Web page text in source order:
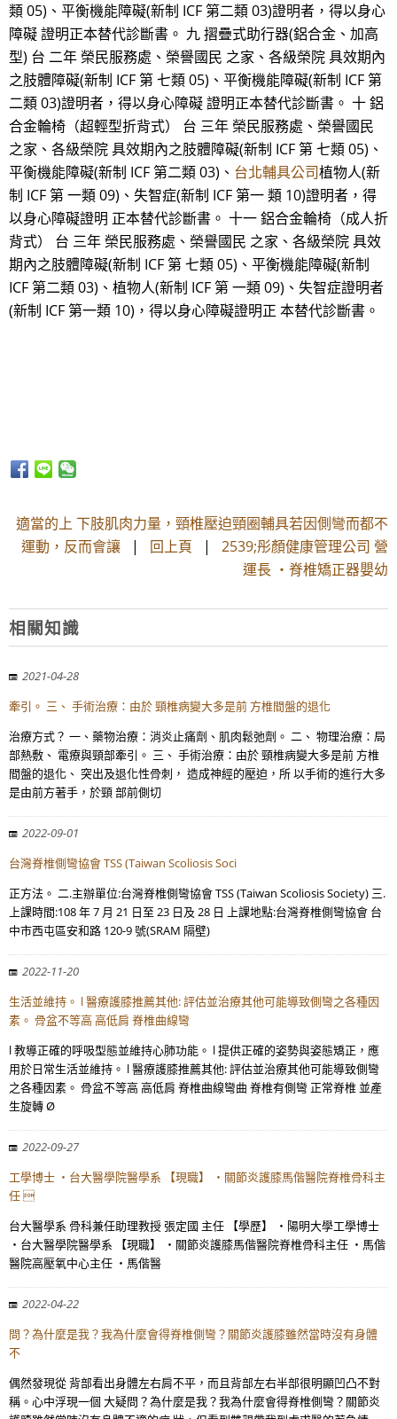
類 05)、平衡機能障礙(新制 ICF 第二類 03)證明者，得以身心
障礙 證明正本替代診斷書。 九 摺疊式助行器(鋁合金、加高
型) 台 二年 榮民服務處、榮譽國民 之家、各級榮院 具效期內
之肢體障礙(新制 ICF 第 七類 05)、平衡機能障礙(新制 ICF 第
二類 03)證明者，得以身心障礙 證明正本替代診斷書。 十 鋁
合金輪椅（超輕型折背式） 台 三年 榮民服務處、榮譽國民
之家、各級榮院 具效期內之肢體障礙(新制 ICF 第 七類 05)、
平衡機能障礙(新制 ICF 第二類 03)、 台北輔具公司植物人(新
制 ICF 第 一類 09)、失智症(新制 ICF 第一 類 10)證明者，得
以身心障礙證明 正本替代診斷書。 十一 鋁合金輪椅（成人折
背式） 台 三年 榮民服務處、榮譽國民 之家、各級榮院 具效
期內之肢體障礙(新制 ICF 第 七類 05)、平衡機能障礙(新制
ICF 第二類 03)、植物人(新制 ICF 第 一類 09)、失智症證明者
(新制 ICF 第一類 10)，得以身心障礙證明正 本替代診斷書。
適當的上 下肢肌肉力量，頸椎壓迫頸圈輔具若因側彎而都不
運動，反而會讓 | 回上頁 | 2539;彤顏健康管理公司 營
運長 ・脊椎矯正器嬰幼
相關知識
2021-04-28
牽引。 三、 手術治療：由於 頸椎病變大多是前 方椎間盤的退化
治療方式？ 一、藥物治療：消炎止痛劑、肌肉鬆弛劑。 二、 物理治療：局
部熱敷、 電療與頸部牽引。 三、 手術治療：由於 頸椎病變大多是前 方椎
間盤的退化、 突出及退化性骨刺， 造成神經的壓迫，所 以手術的進行大多
是由前方著手，於頸 部前側切
2022-09-01
台灣脊椎側彎協會 TSS (Taiwan Scoliosis Soci
正方法。 二.主辦單位:台灣脊椎側彎協會 TSS (Taiwan Scoliosis Society) 三.
上課時間:108 年 7 月 21 日至 23 日及 28 日 上課地點:台灣脊椎側彎協會 台
中市西屯區安和路 120-9 號(SRAM 隔壁)
2022-11-20
生活並維持。 l 醫療護膝推薦其他: 評估並治療其他可能導致側彎之各種因
素。 骨盆不等高 高低肩 脊椎曲線彎
l 教導正確的呼吸型態並維持心肺功能。 l 提供正確的姿勢與姿態矯正，應
用於日常生活並維持。 l 醫療護膝推薦其他: 評估並治療其他可能導致側彎
之各種因素。 骨盆不等高 高低肩 脊椎曲線彎曲 脊椎有側彎 正常脊椎 並產
生旋轉 Ø
2022-09-27
工學博士 ・台大醫學院醫學系 【現職】 ・關節炎護膝馬偕醫院脊椎骨科主
任 
台大醫學系 骨科兼任助理教授 張定國 主任 【學歷】 ・陽明大學工學博士
・台大醫學院醫學系 【現職】 ・關節炎護膝馬偕醫院脊椎骨科主任 ・馬偕
醫院高壓氧中心主任 ・馬偕醫
2022-04-22
問？為什麼是我？我為什麼會得脊椎側彎？關節炎護膝雖然當時沒有身體
不
偶然發現從 背部看出身體左右肩不平，而且背部左右半部很明顯凹凸不對
稱。心中浮現一個 大疑問？為什麼是我？我為什麼會得脊椎側彎？關節炎